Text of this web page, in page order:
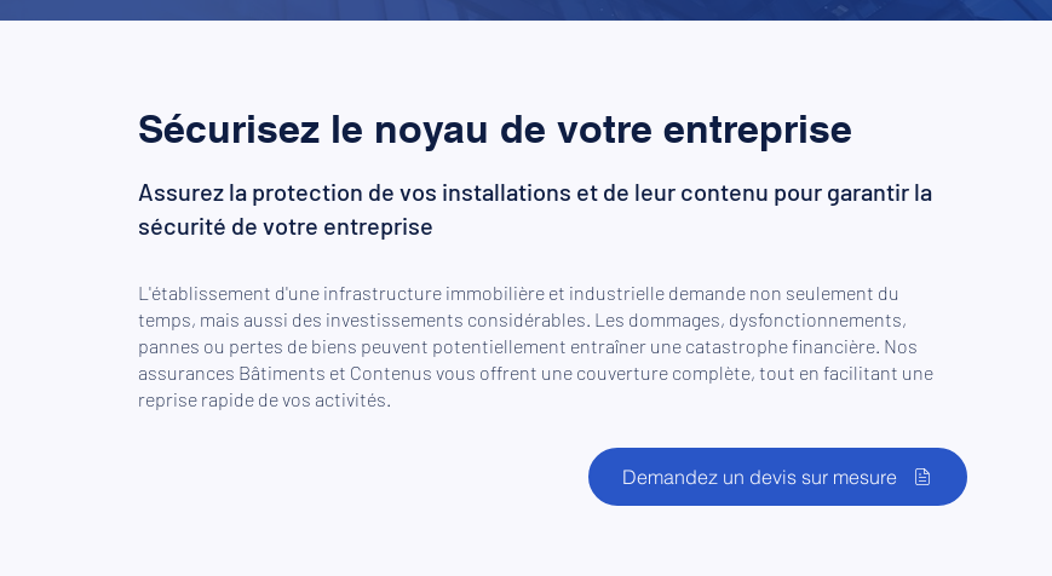
Sécurisez le noyau de votre entreprise
Assurez la protection de vos installations et de leur contenu pour garantir la
sécurité de votre entreprise
L'établissement d'une infrastructure immobilière et industrielle demande non seulement du
temps, mais aussi des investissements considérables. Les dommages, dysfonctionnements,
pannes ou pertes de biens peuvent potentiellement entraîner une catastrophe financière. Nos
assurances Bâtiments et Contenus vous offrent une couverture complète, tout en facilitant une
reprise rapide de vos activités.
Demandez un devis sur mesure